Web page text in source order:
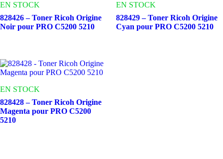
EN STOCK
828426 – Toner Ricoh Origine
Noir pour PRO C5200 5210
EN STOCK
828429 – Toner Ricoh Origine
Cyan pour PRO C5200 5210
EN STOCK
828428 – Toner Ricoh Origine
Magenta pour PRO C5200
5210